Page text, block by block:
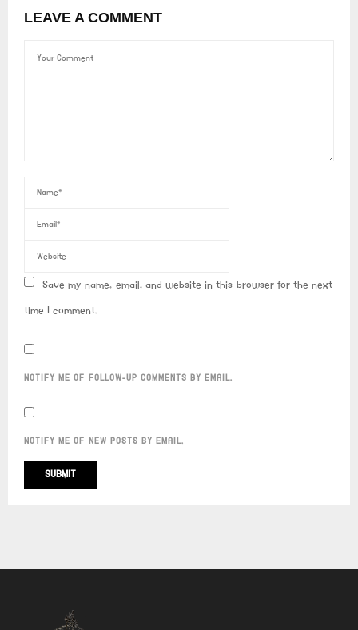
LEAVE A COMMENT
Save my name, email, and website in this browser for the next
time I comment.
NOTIFY ME OF FOLLOW-UP COMMENTS BY EMAIL.
NOTIFY ME OF NEW POSTS BY EMAIL.